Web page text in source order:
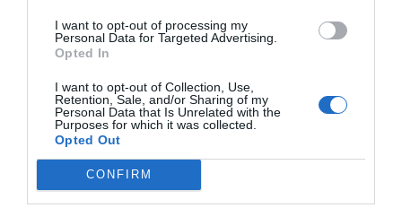
I want to opt-out of processing my
Personal Data for Targeted Advertising.
Opted In
I want to opt-out of Collection, Use,
Retention, Sale, and/or Sharing of my
Personal Data that Is Unrelated with the
Purposes for which it was collected.
Opted Out
CONFIRM
Δεν θα το πιστεύεις:
Δες απόψε στο Ertflix την ταινία -
έπος που για 133 λεπτά σε κρατάει δικό της
Κάθε φορά σαν πρώτη φορά:Το Netflix έφερε την ταινιάρα
του Νόλαν που οι φαν έχουν κρυφό νο1 στην καρδιά τους